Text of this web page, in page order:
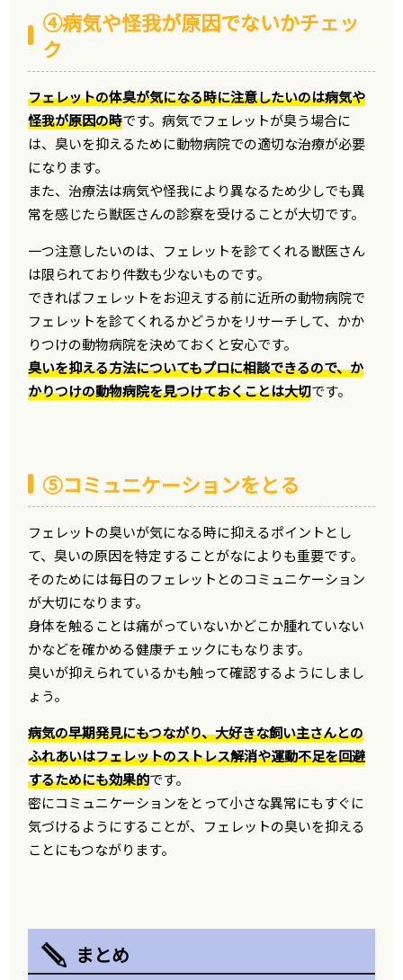
④病気や怪我が原因でないかチェッ
ク
フェレットの体臭が気になる時に注意したいのは病気や
怪我が原因の時です。病気でフェレットが臭う場合に
は、臭いを抑えるために動物病院での適切な治療が必要
になります。
また、治療法は病気や怪我により異なるため少しでも異
常を感じたら獣医さんの診察を受けることが大切です。
一つ注意したいのは、フェレットを診てくれる獣医さん
は限られており件数も少ないものです。
できればフェレットをお迎えする前に近所の動物病院で
フェレットを診てくれるかどうかをリサーチして、かか
りつけの動物病院を決めておくと安心です。
臭いを抑える方法についてもプロに相談できるので、か
かりつけの動物病院を見つけておくことは大切です。
⑤コミュニケーションをとる
フェレットの臭いが気になる時に抑えるポイントとし
て、臭いの原因を特定することがなによりも重要です。
そのためには毎日のフェレットとのコミュニケーション
が大切になります。
身体を触ることは痛がっていないかどこか腫れていない
かなどを確かめる健康チェックにもなります。
臭いが抑えられているかも触って確認するようにしまし
ょう。
病気の早期発見にもつながり、大好きな飼い主さんとの
ふれあいはフェレットのストレス解消や運動不足を回避
するためにも効果的です。
密にコミュニケーションをとって小さな異常にもすぐに
気づけるようにすることが、フェレットの臭いを抑える
ことにもつながります。
まとめ